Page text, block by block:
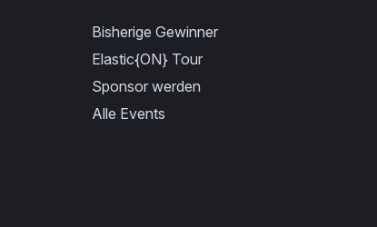
Bisherige Gewinner
Elastic{ON} Tour
Sponsor werden
Alle Events